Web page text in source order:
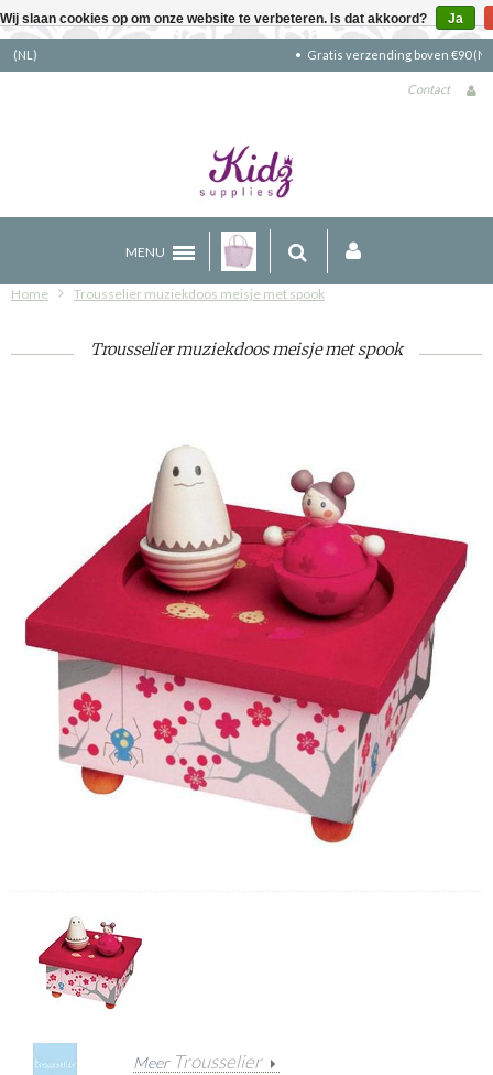
Gratis verzending boven €90 (NL)
Contact
MENU
Home Trousselier muziekdoos meisje met spook
Trousselier muziekdoos meisje met spook
Meer Trousselier
Wij slaan cookies op om onze website te verbeteren. Is dat akkoord? Ja